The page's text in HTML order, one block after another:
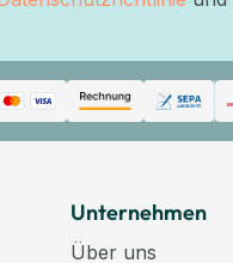
Unternehmen
Über uns